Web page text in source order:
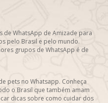
de WhatsApp de Amizade para
pelo Brasil e pelo mundo.
grupos de WhatsApp é de
pets no Whatsapp. Conheça
o Brasil que também amam
dicas sobre como cuidar dos